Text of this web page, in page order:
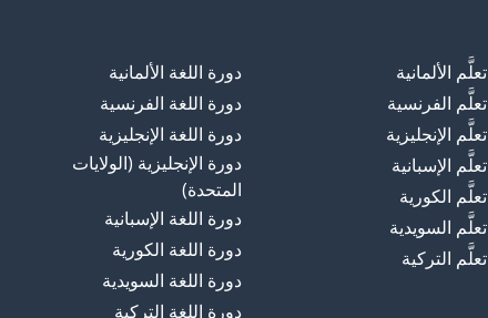
تعلَّم الألمانية
تعلَّم الفرنسية
تعلَّم الإنجليزية
تعلَّم الإسبانية
تعلَّم الكورية
تعلَّم السويدية
تعلَّم التركية
دورة اللغة الألمانية
دورة اللغة الفرنسية
دورة اللغة الإنجليزية
دورة الإنجليزية (الولايات
المتحدة)
دورة اللغة الإسبانية
دورة اللغة الكورية
دورة اللغة السويدية
دورة اللغة التركية